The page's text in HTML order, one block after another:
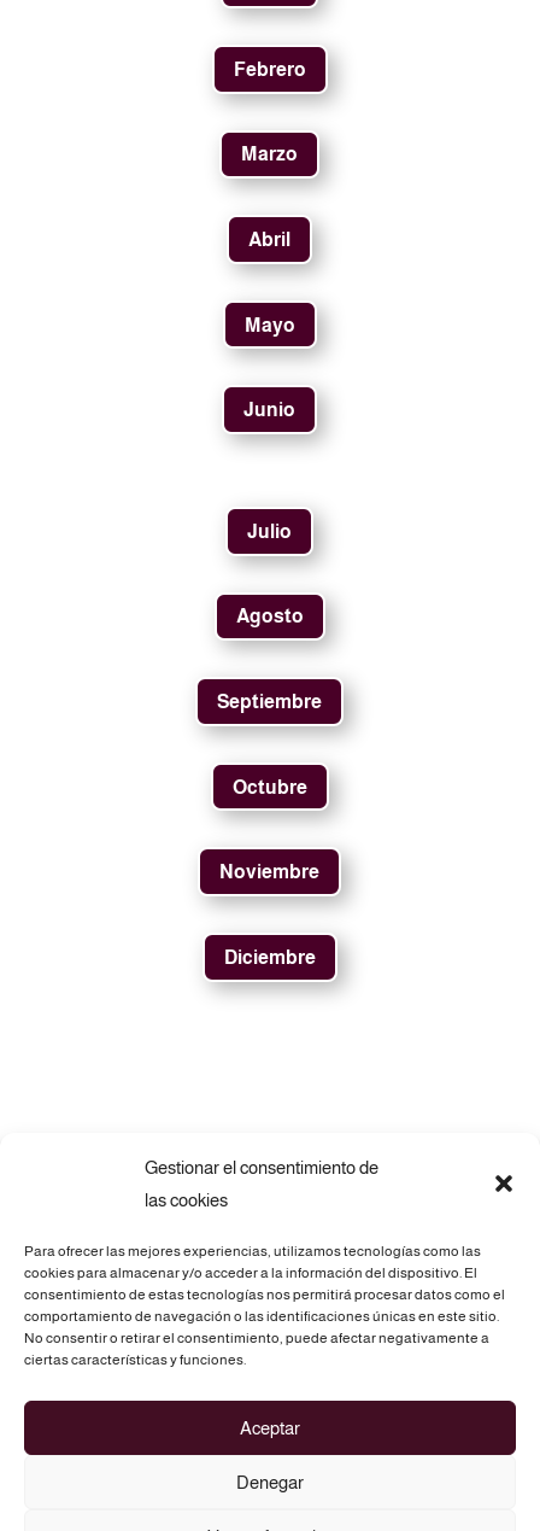
Gestionar el consentimiento de
las cookies
Para ofrecer las mejores experiencias, utilizamos tecnologías como las
cookies para almacenar y/o acceder a la información del dispositivo. El
consentimiento de estas tecnologías nos permitirá procesar datos como el
comportamiento de navegación o las identificaciones únicas en este sitio.
No consentir o retirar el consentimiento, puede afectar negativamente a
ciertas características y funciones.
Aceptar
Denegar
Febrero
Marzo
Abril
Mayo
Junio
Julio
Agosto
Septiembre
Octubre
Noviembre
Diciembre
Telf.: 675 69 73 28
C/. Atz, 3 - 03290 ELCHE (Alicante)
info@routesofasia.com